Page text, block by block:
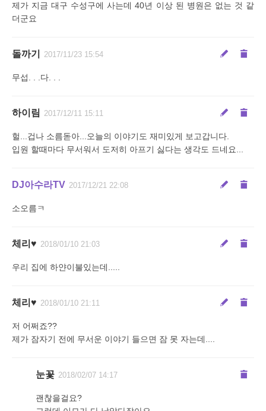
제가 지금 대구 수성구에 사는데 40년 이상 된 병원은 없는 것 같
더군요
돌까기 2017/11/23 15:54
무섭. . .다. . .
하이림 2017/12/11 15:11
헐...겁나 소름돋아...오늘의 이야기도 재미있게 보고갑니다.
입원 할때마다 무서워서 도저히 아프기 싫다는 생각도 드네요...
DJ아수라TV 2017/12/21 22:08
소오름ㅋ
체리♥ 2018/01/10 21:03
우리 집에 하얀이불있는데.....
체리♥ 2018/01/10 21:11
저 어쩌죠??
제가 잠자기 전에 무서운 이야기 들으면 잠 못 자는데....
눈꽃 2018/02/07 14:17
괜찮을걸요?